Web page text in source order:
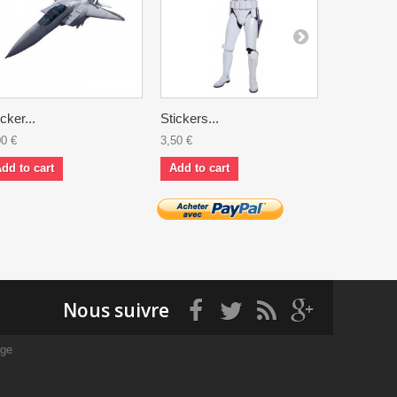
€
to cart
Stickers...
3,50 €
Add to cart
Nous suivre